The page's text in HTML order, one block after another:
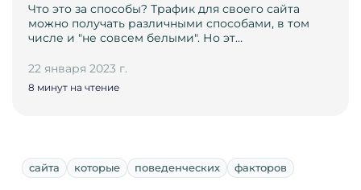
Что это за способы? Трафик для своего сайта
можно получать различными способами, в том
числе и "не совсем белыми". Но эт…
22 января 2023 г.
8 минут на чтение
сайта которые поведенческих факторов